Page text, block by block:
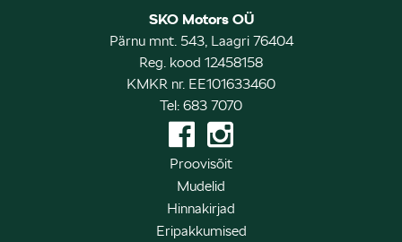
SKO Motors OÜ
Pärnu mnt. 543, Laagri 76404
Reg. kood 12458158
KMKR nr. EE101633460
Tel: 683 7070
Proovisõit
Mudelid
Hinnakirjad
Eripakkumised